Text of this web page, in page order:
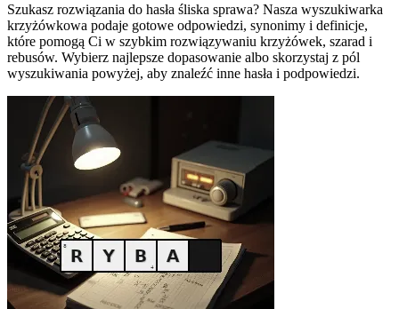
Szukasz rozwiązania do hasła śliska sprawa? Nasza wyszukiwarka
krzyżówkowa podaje gotowe odpowiedzi, synonimy i definicje,
które pomogą Ci w szybkim rozwiązywaniu krzyżówek, szarad i
rebusów. Wybierz najlepsze dopasowanie albo skorzystaj z pól
wyszukiwania powyżej, aby znaleźć inne hasła i podpowiedzi.